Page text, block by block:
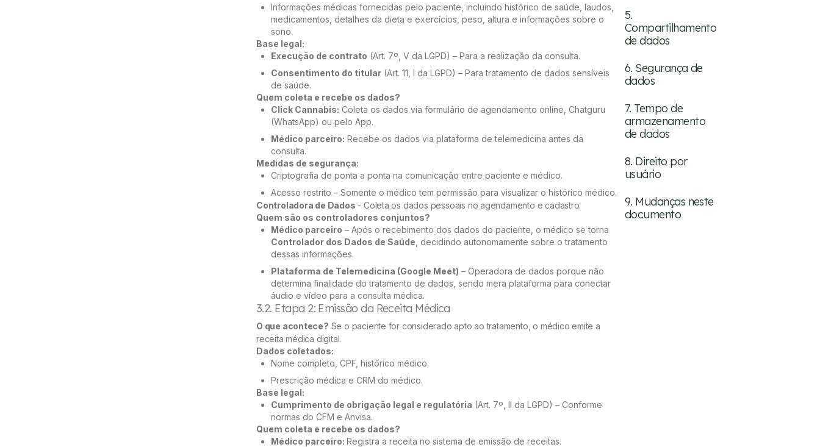
Informações médicas fornecidas pelo paciente, incluindo histórico de saúde, laudos,
medicamentos, detalhes da dieta e exercícios, peso, altura e informações sobre o
sono.
Base legal:
Execução de contrato (Art. 7º, V da LGPD) – Para a realização da consulta.
Consentimento do titular (Art. 11, I da LGPD) – Para tratamento de dados sensíveis
de saúde.
Quem coleta e recebe os dados?
Click Cannabis: Coleta os dados via formulário de agendamento online, Chatguru
(WhatsApp) ou pelo App.
Médico parceiro: Recebe os dados via plataforma de telemedicina antes da
consulta.
Medidas de segurança:
Criptografia de ponta a ponta na comunicação entre paciente e médico.
Acesso restrito – Somente o médico tem permissão para visualizar o histórico médico.
Controladora de Dados - Coleta os dados pessoais no agendamento e cadastro.
Quem são os controladores conjuntos?
Médico parceiro – Após o recebimento dos dados do paciente, o médico se torna
Controlador dos Dados de Saúde , decidindo autonomamente sobre o tratamento
dessas informações.
Plataforma de Telemedicina (Google Meet) – Operadora de dados porque não
determina finalidade do tratamento de dados, sendo mera plataforma para conectar
áudio e vídeo para a consulta médica.
3.2. Etapa 2: Emissão da Receita Médica
O que acontece? Se o paciente for considerado apto ao tratamento, o médico emite a
receita médica digital.
Dados coletados:
Nome completo, CPF, histórico médico.
Prescrição médica e CRM do médico.
Base legal:
Cumprimento de obrigação legal e regulatória (Art. 7º, II da LGPD) – Conforme
normas do CFM e Anvisa.
Quem coleta e recebe os dados?
Médico parceiro: Registra a receita no sistema de emissão de receitas.
5.
Compartilhamento
de dados
6. Segurança de
dados
7. Tempo de
armazenamento
de dados
8. Direito por
usuário
9. Mudanças neste
documento